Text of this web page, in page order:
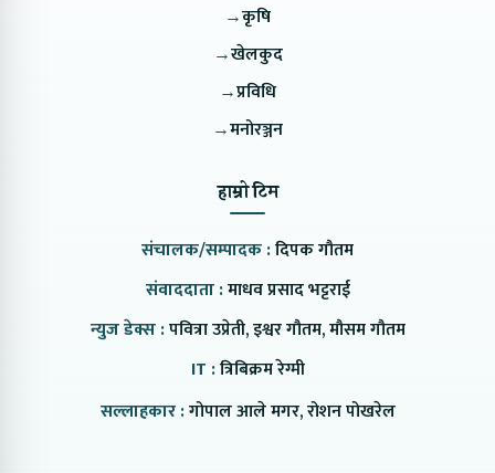
→कृषि
→खेलकुद
→प्रविधि
→मनोरञ्जन
हाम्रो टिम
संचालक/सम्पादक :दिपक गौतम
संवाददाता :माधव प्रसाद भट्टराई
न्युज डेक्स :पवित्रा उप्रेती, इश्वर गौतम, मौसम गौतम
IT :त्रिबिक्रम रेग्मी
सल्लाहकार :गोपाल आले मगर, रोशन पोखरेल